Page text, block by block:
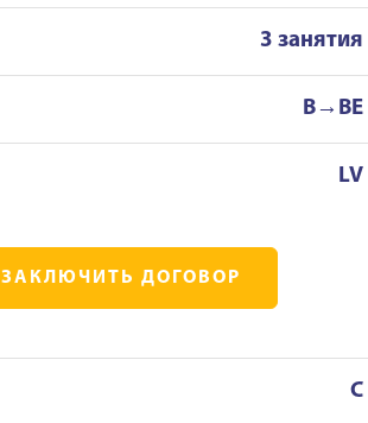
3 занятия
B→BE
LV
ЗАКЛЮЧИТЬ ДОГОВОР
C